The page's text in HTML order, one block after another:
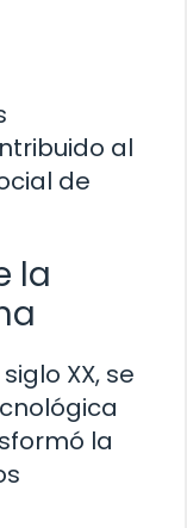
al
de
la
XX, se
la